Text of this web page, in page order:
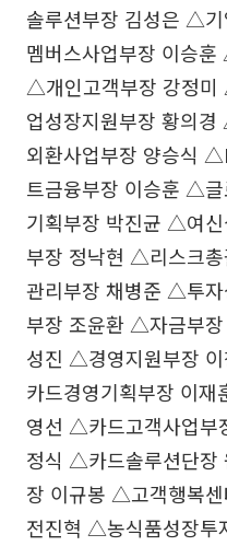
솔루션부장 김성은 △
멤버스사업부장 이승
△개인고객부장 강정
업성장지원부장 황의
외환사업부장 양승식
트금융부장 이승훈 △
기획부장 박진균 △여
부장 정낙현 △리스크
관리부장 채병준 △투
부장 조윤환 △자금부
성진 △경영지원부장
카드경영기획부장 이
영선 △카드고객사업
정식 △카드솔루션단장
장 이규봉 △고객행복
전진혁 △농식품성장투